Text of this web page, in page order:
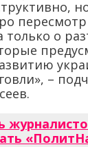
только о
–